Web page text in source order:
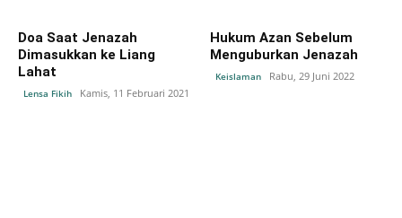
Doa Saat Jenazah
Dimasukkan ke Liang
Lahat
Lensa Fikih Kamis, 11 Februari 2021
Hukum Azan Sebelum
Menguburkan Jenazah
Keislaman Rabu, 29 Juni 2022